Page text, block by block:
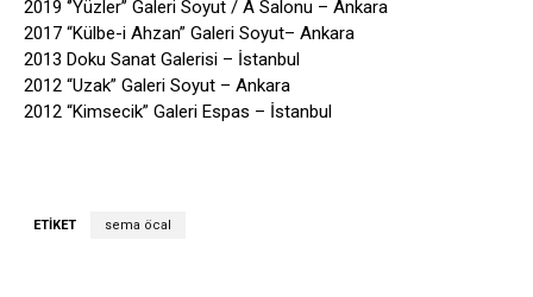
2019 ‘’Yüzler’’ Galeri Soyut / A Salonu – Ankara
2017 “Külbe-i Ahzan” Galeri Soyut– Ankara
2013 Doku Sanat Galerisi – İstanbul
2012 “Uzak” Galeri Soyut – Ankara
2012 “Kimsecik” Galeri Espas – İstanbul
ETIKET sema öcal